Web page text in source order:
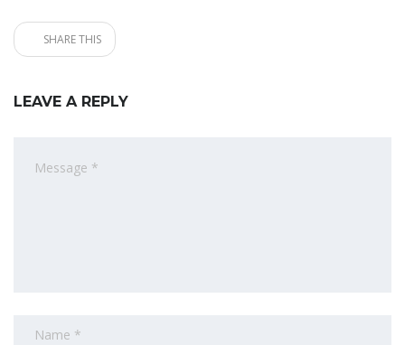
SHARE THIS
LEAVE A REPLY